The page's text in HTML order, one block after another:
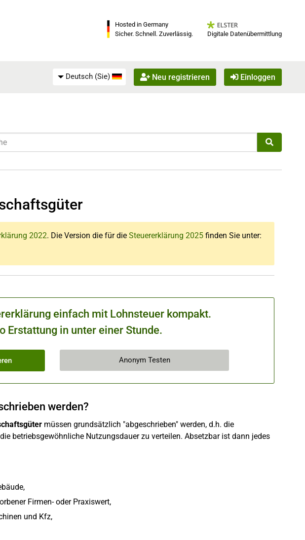
Hosted in Germany
Sicher. Schnell. Zuverlässig.
Digitale Datenübermittlung
Deutsch (Sie) Neu registrieren Einloggen
2022. Die Version die für die Steuererklärung 2025 finden Sie unter:
einfach mit Lohnsteuer kompakt.
Erstattung in unter einer Stunde.
Anonym Testen
werden?
müssen grundsätzlich "abgeschrieben" werden, d.h. die
betriebsgewöhnliche Nutzungsdauer zu verteilen. Absetzbar ist dann jedes
Firmen- oder Praxiswert,
und Kfz,